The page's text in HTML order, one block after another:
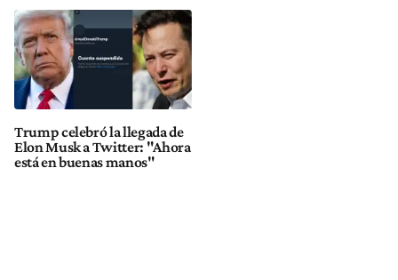
Trump celebró la llegada de
Elon Musk a Twitter: "Ahora
está en buenas manos"